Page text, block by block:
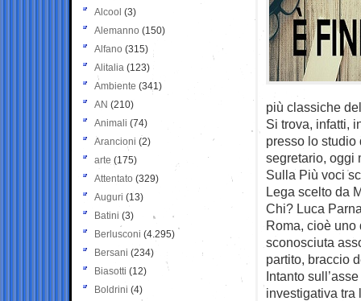
più classiche
Si trova, infatti,
presso lo
segretario, oggi
Sulla Più voci
Lega scelto da
Chi? Luca
Roma, cioè
sconosciuta
partito, braccio
Intanto
investigativa tra
Alcool (3)
Alemanno (150)
Alfano (315)
Alitalia (123)
Ambiente (341)
AN (210)
Animali (74)
Arancioni (2)
arte (175)
Attentato (329)
Auguri (13)
Batini (3)
Berlusconi (4.295)
Bersani (234)
Biasotti (12)
Boldrini (4)